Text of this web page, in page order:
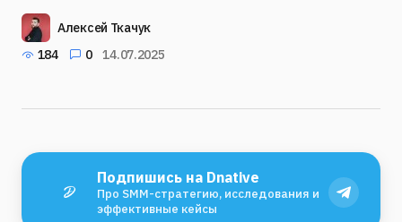
Алексей Ткачук
184
0 14.07.2025
Подпишись на Dnative
Про SMM-стратегию, исследования и
эффективные кейсы